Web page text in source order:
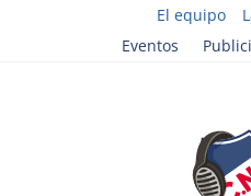
El equipo
Eventos